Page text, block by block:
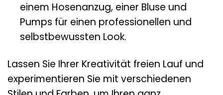
einem Hosenanzug, einer Bluse und
Pumps für einen professionellen und
selbstbewussten Look.
Lassen Sie Ihrer Kreativität freien Lauf und
experimentieren Sie mit verschiedenen